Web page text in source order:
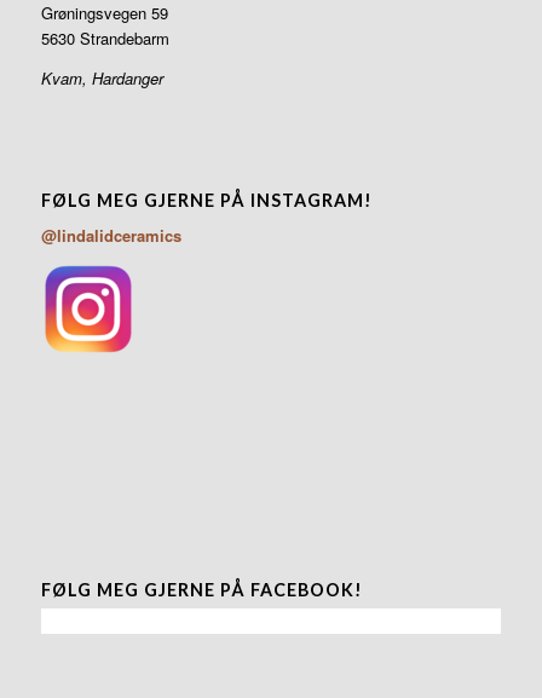
Grøningsvegen 59
5630 Strandebarm
Kvam, Hardanger
FØLG MEG GJERNE PÅ INSTAGRAM!
@lindalidceramics
FØLG MEG GJERNE PÅ FACEBOOK!